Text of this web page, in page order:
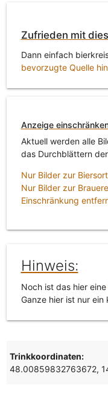
Zufrieden mit
Dann einfach
bevorzugte Quelle
Anzeige
Aktuell werden alle
das Durchblättern
Nur Bilder zur
Nur Bilder zur
Einschränkung
Hinweis:
Noch ist das hier eine
Ganze hier ist nur ein
Trinkkoordinaten:
48.00859832763672,